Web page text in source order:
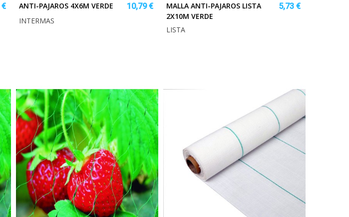
€
ANTI-PAJAROS 4X6M VERDE
10,79 €
INTERMAS
MALLA ANTI-PAJAROS LISTA
2X10M VERDE
5,73 €
LISTA